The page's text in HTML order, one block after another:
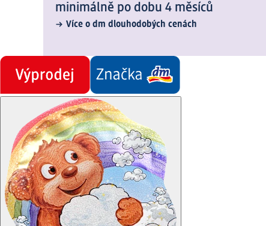
minimálně po dobu 4 měsíců
Více o dm dlouhodobých cenách